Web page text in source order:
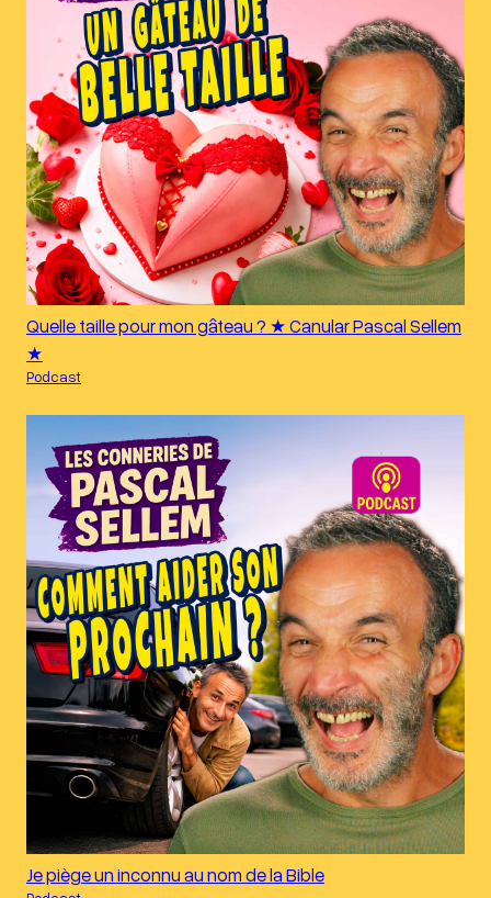
Quelle taille pour mon gâteau ? ★ Canular Pascal Sellem
★
Podcast
Je piège un inconnu au nom de la Bible